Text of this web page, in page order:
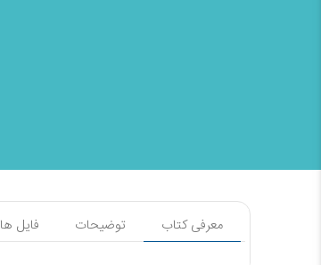
معرفی کتاب توضیحات فایل ها